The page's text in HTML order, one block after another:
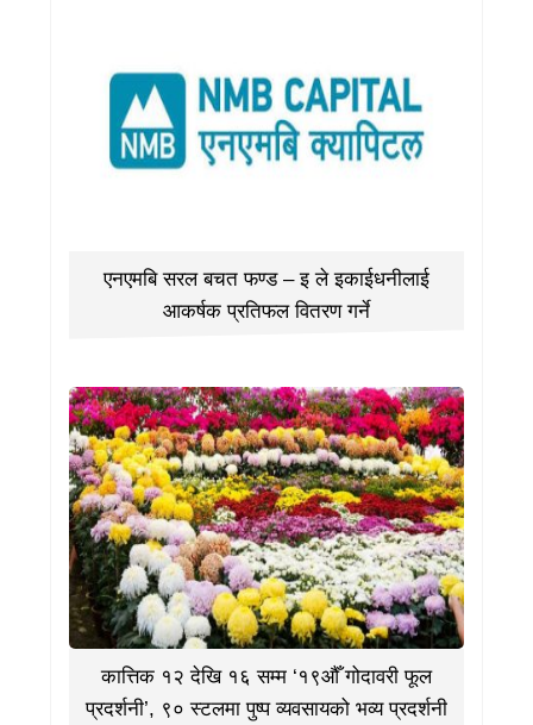
एनएमबि सरल बचत फण्ड – इ ले इकाईधनीलाई
आकर्षक प्रतिफल वितरण गर्ने
कात्तिक १२ देखि १६ सम्म ‘१९औँ गोदावरी फूल
प्रदर्शनी’, ९० स्टलमा पुष्प व्यवसायको भव्य प्रदर्शनी